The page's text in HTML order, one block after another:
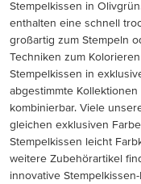
Stempelkissen in
enthalten eine schnell
großartig zum Stempeln
Techniken zum
Stempelkissen in
abgestimmte
kombinierbar. Viele
gleichen exklusiven
Stempelkissen leicht
weitere Zubehörartikel
innovative